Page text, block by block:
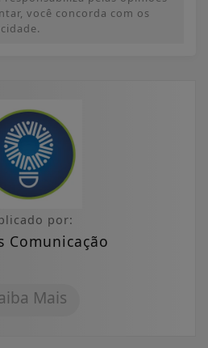
você concorda com os
por:
Comunicação
Mais